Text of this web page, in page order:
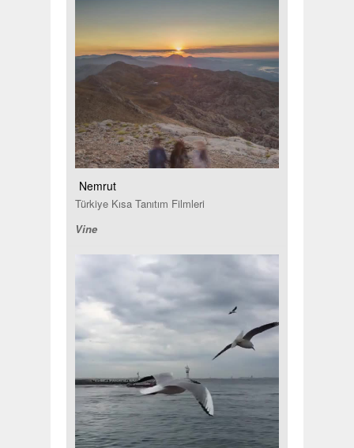
Nemrut
Türkiye Kısa Tanıtım Filmleri
Vine